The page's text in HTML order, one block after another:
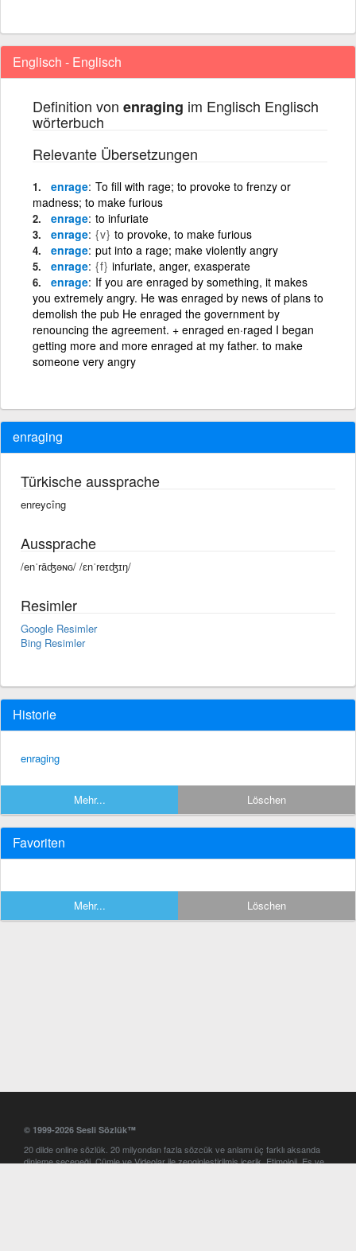
Englisch - Englisch
Definition von enraging im Englisch Englisch
wörterbuch
Relevante Übersetzungen
enrage To fill with rage; to provoke to frenzy or
madness; to make furious
enrage to infuriate
enrage {v} to provoke, to make furious
enrage put into a rage; make violently angry
enrage {f} infuriate, anger, exasperate
enrage If you are enraged by something, it makes
you extremely angry. He was enraged by news of plans to
demolish the pub He enraged the government by
renouncing the agreement. + enraged en·raged I began
getting more and more enraged at my father. to make
someone very angry
enraging
Türkische aussprache
enreycîng
Aussprache
/enˈrāʤəɴɢ/ /ɛnˈreɪʤɪŋ/
Resimler
Google Resimler
Bing Resimler
Historie
enraging
Mehr... Löschen
Favoriten
Mehr... Löschen
© 1999-2026 Sesli Sözlük™
20 dilde online sözlük. 20 milyondan fazla sözcük ve anlamı üç farklı aksanda
dinleme seçeneği. Cümle ve Videolar ile zenginleştirilmiş içerik. Etimoloji, Eş ve